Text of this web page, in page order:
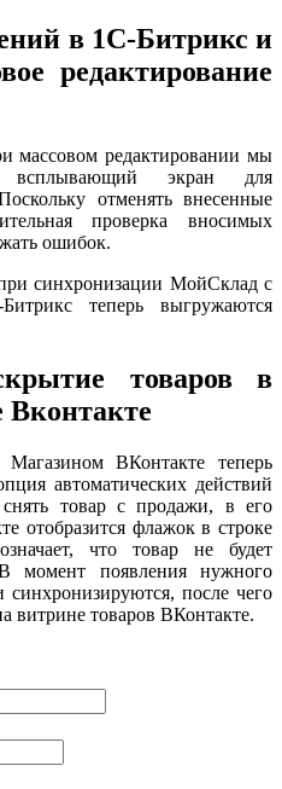
в 1С-Битрикс и
редактирование
массовом редактировании мы
экран для
отменять внесенные
проверка вносимых
ошибок.
синхронизации МойСклад с
теперь выгружаются
товаров в
Вконтакте
ВКонтакте теперь
автоматических действий
товар с продажи, в его
отобразится флажок в строке
что товар не будет
момент появления нужного
синхронизируются, после чего
витрине товаров ВКонтакте.